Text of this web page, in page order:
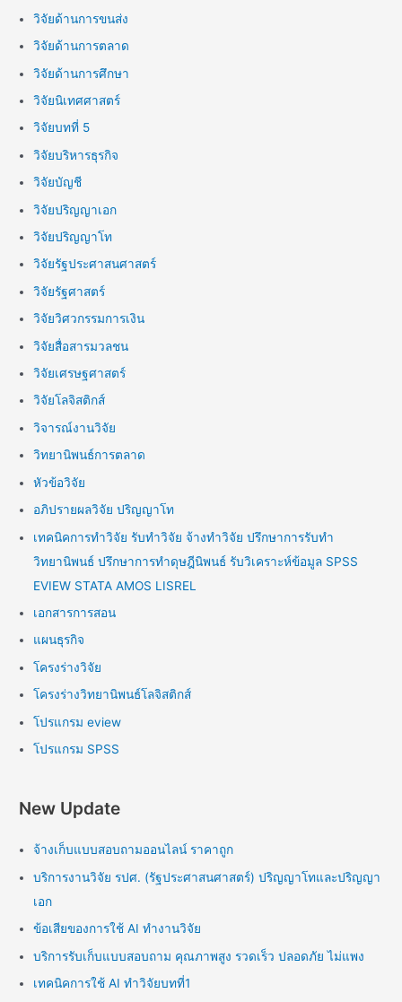
วิจัยด้านการขนส่ง
วิจัยด้านการตลาด
วิจัยด้านการศึกษา
วิจัยนิเทศศาสตร์
วิจัยบทที่ 5
วิจัยบริหารธุรกิจ
วิจัยบัญชี
วิจัยปริญญาเอก
วิจัยปริญญาโท
วิจัยรัฐประศาสนศาสตร์
วิจัยรัฐศาสตร์
วิจัยวิศวกรรมการเงิน
วิจัยสื่อสารมวลชน
วิจัยเศรษฐศาสตร์
วิจัยโลจิสติกส์
วิจารณ์งานวิจัย
วิทยานิพนธ์การตลาด
หัวข้อวิจัย
อภิปรายผลวิจัย ปริญญาโท
เทคนิคการทำวิจัย รับทำวิจัย จ้างทำวิจัย ปรึกษาการรับทำ
วิทยานิพนธ์ ปรึกษาการทำดุษฎีนิพนธ์ รับวิเคราะห์ข้อมูล SPSS
EVIEW STATA AMOS LISREL
เอกสารการสอน
แผนธุรกิจ
โครงร่างวิจัย
โครงร่างวิทยานิพนธ์โลจิสติกส์
โปรแกรม eview
โปรแกรม SPSS
New Update
จ้างเก็บแบบสอบถามออนไลน์ ราคาถูก
บริการงานวิจัย รปศ. (รัฐประศาสนศาสตร์) ปริญญาโทและปริญญา
เอก
ข้อเสียของการใช้ AI ทำงานวิจัย
บริการรับเก็บแบบสอบถาม คุณภาพสูง รวดเร็ว ปลอดภัย ไม่แพง
เทคนิคการใช้ AI ทำวิจัยบทที่1